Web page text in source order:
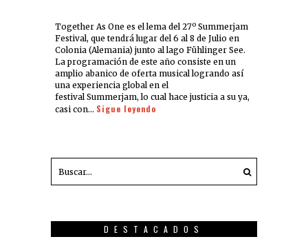
Together As One es el lema del 27º Summerjam
Festival, que tendrá lugar del 6 al 8 de Julio en
Colonia (Alemania) junto al lago Fühlinger See.
La programación de este año consiste en un
amplio abanico de oferta musical logrando así
una experiencia global en el
festival Summerjam, lo cual hace justicia a su ya,
casi con… Sigue leyendo
DESTACADOS